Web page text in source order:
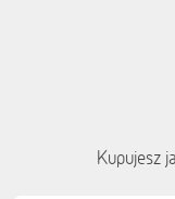
Kupujesz